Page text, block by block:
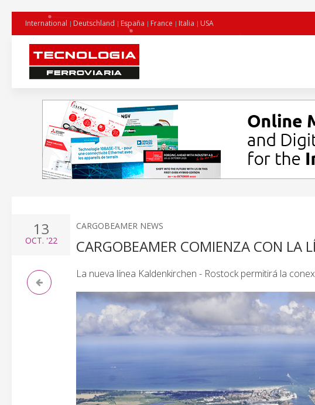
International Deutschland España France Italia USA
13
OCT. '22
CARGOBEAMER NEWS
CARGOBEAMER COMIENZA CON LA
La nueva línea Kaldenkirchen - Rostock permitirá la